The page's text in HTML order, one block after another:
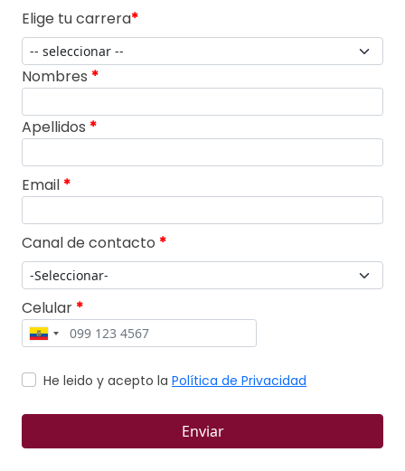
Elige tu carrera*
Nombres *
Apellidos *
Email *
Canal de contacto *
Celular *
He leido y acepto la Política de Privacidad
Enviar